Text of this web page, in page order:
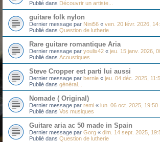
Publié dans Découvrir un artiste...
guitare folk nylon
Dernier message par Nini56 « ven. 20 févr. 2026,
Publié dans Question de lutherie
Rare guitare romantique Aria
Dernier message par youlix42 « jeu. 15 janv. 2026,
Publié dans Acoustiques
Steve Cropper est parti lui aussi
Dernier message par bernie « jeu. 04 déc. 2025,
Publié dans général...
Nomade ( Original)
Dernier message par remi « lun. 06 oct. 2025, 19:50
Publié dans Vos musiques
Guitare aria ac 50 made in Spain
Dernier message par Gorg « dim. 14 sept. 2025,
Publié dans Question de lutherie